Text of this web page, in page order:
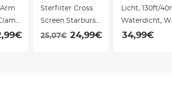
Sterfilter Cross
Screen Starburst
Filter 4~8 Punten
25,07€ 24,99€
Licht, 130ft/
Waterdicht,
Rood Blauw
34,99€